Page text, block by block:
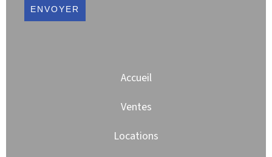
ENVOYER
Accueil
Ventes
Locations